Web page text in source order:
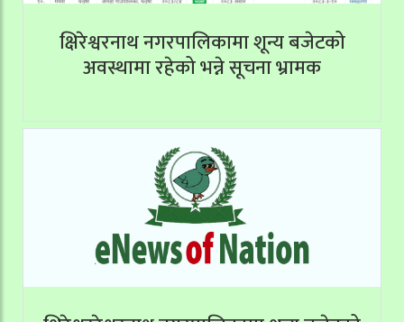
क्षिरेश्वरनाथ नगरपालिकामा शून्य बजेटको
अवस्थामा रहेको भन्ने सूचना भ्रामक